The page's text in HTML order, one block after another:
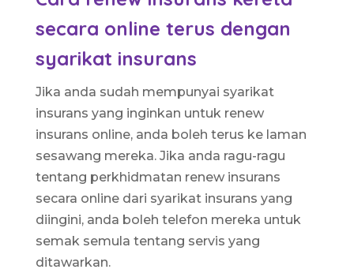
secara online terus dengan
syarikat insurans
Jika anda sudah mempunyai syarikat
insurans yang inginkan untuk renew
insurans online, anda boleh terus ke laman
sesawang mereka. Jika anda ragu-ragu
tentang perkhidmatan renew insurans
secara online dari syarikat insurans yang
diingini, anda boleh telefon mereka untuk
semak semula tentang servis yang
ditawarkan.